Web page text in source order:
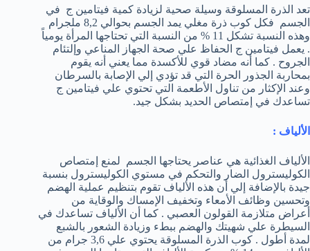
تعد الذرة المسلوقة وسيلة صحية لزيادة كمية فيتامين ج في
الجسم فكل كوب ذرة مغلي يمد الجسم بحوالي 8,2 ملجرام
وهذه النسبة تشكل 11 % من النسبة التي تحتاجها المرأة يومياً
. يعمل فيتامين ج الحفاظ علي صحة الجهاز المناعي وإلتئام
الجروح . كما أنه مضاد قوي للأكسدة مما يعني أنه يقوم
بمحاربة الجذور الحرة التي قد تؤدي إلي الإصابة بالسرطان
وعند الإكثار من تناول الأطعمة التي تحتوي علي فيتامين ج
تساعدك في إمتصاص الحديد بشكل جيد.
الألياف :
الألياف الغذائية هي عناصر يحتاجها الجسم لمنع إمتصاص
الكوليسترول الضار والتحكم في مستوي الكوليسترول بنسبة
جيدة بالإضافة إلي أن هذه الألياف تقوم بتنظيم عملية الهضم
وتحسين وظائف الأمعاء وتخفيف الإمساك والوقاية من
أعراض متلازمة القولون العصبي . كما أن الألياف تساعدك في
السيطرة علي شهيتك والهضم ببطء وزيادة الشعور بالشبع
لمدة أطول . كوب الذرة المسلوقة يحتوي علي 3,6 جرام من